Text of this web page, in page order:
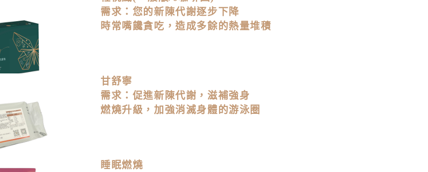
需求：您的新陳代謝逐步下降
時常嘴饞貪吃，造成多餘的熱量堆積
甘舒寧
需求：促進新陳代謝，滋補強身
燃燒升級，加強消滅身體的游泳圈
睡眠燃燒